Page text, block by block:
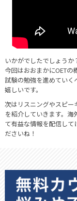
いかがでしたでしょうか
今回はおおまかにOETの
試験の勉強を進めていく
嬉しいです。
次はリスニングやスピ
を紹介していきます。
て有益な情報を配信して
ださいね！